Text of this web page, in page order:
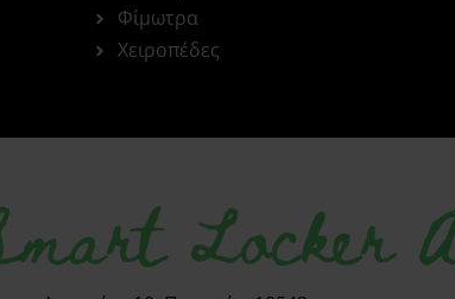
Φίμωτρα
Χειροπέδες
Smart Locker